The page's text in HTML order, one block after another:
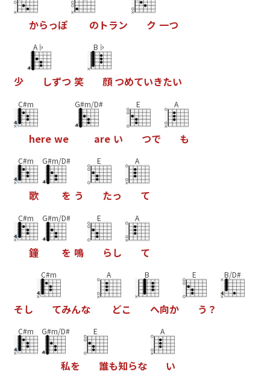
からっぽ の トラン ク 一つ
少
A♭
しずつ 笑
B♭
顔 つめていきたい
C#m
here we
G#m/D#
are い
E
つで
A
も
C#m
歌
G#m/D#
を う
E
たっ
A
て
C#m
鐘
G#m/D#
を 鳴
E
ら し
A
て
そ し
C#m
てみんな
A
どこ
B
へ向か
E
う ？
B/D#
C#m G#m/D#
私を
E
誰も知らな
A
い